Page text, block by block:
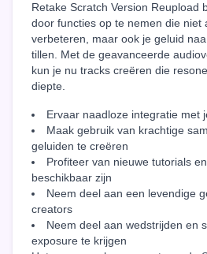
Retake Scratch Version Reupload
door functies op te nemen die niet
verbeteren, maar ook je geluid
tillen. Met de geavanceerde
kun je nu tracks creëren die
diepte.
Ervaar naadloze integratie met
Maak gebruik van krachtige
geluiden te creëren
Profiteer van nieuwe tutorials
beschikbaar zijn
Neem deel aan een levendige
creators
Neem deel aan wedstrijden en
exposure te krijgen